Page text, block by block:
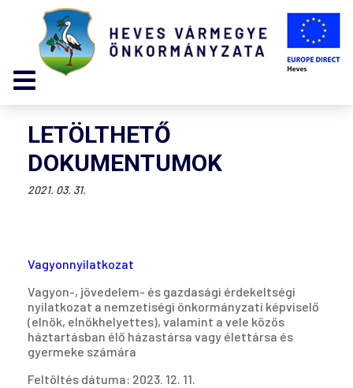
LETÖLTHETŐ
DOKUMENTUMOK
2021. 03. 31.
Vagyonnyilatkozat
Vagyon-, jövedelem- és gazdasági érdekeltségi
nyilatkozat a nemzetiségi önkormányzati képviselő
(elnök, elnökhelyettes), valamint a vele közös
háztartásban élő házastársa vagy élettársa és
gyermeke számára
Feltöltés dátuma: 2023. 12. 11.